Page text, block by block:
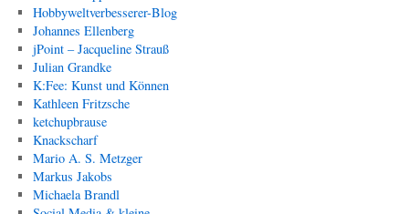
Hobbyweltverbesserer-Blog
Johannes Ellenberg
jPoint – Jacqueline Strauß
Julian Grandke
K:Fee: Kunst und Können
Kathleen Fritzsche
ketchupbrause
Knackscharf
Mario A. S. Metzger
Markus Jakobs
Michaela Brandl